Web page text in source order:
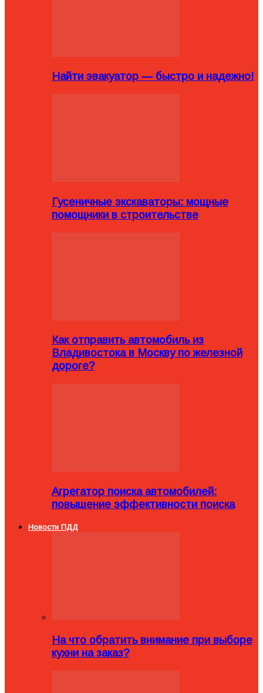
Найти эвакуатор — быстро и надежно!
Гусеничные экскаваторы: мощные
помощники в строительстве
Как отправить автомобиль из
Владивостока в Москву по железной
дороге?
Агрегатор поиска автомобилей:
повышение эффективности поиска
Новости ПДД
На что обратить внимание при выборе
кухни на заказ?